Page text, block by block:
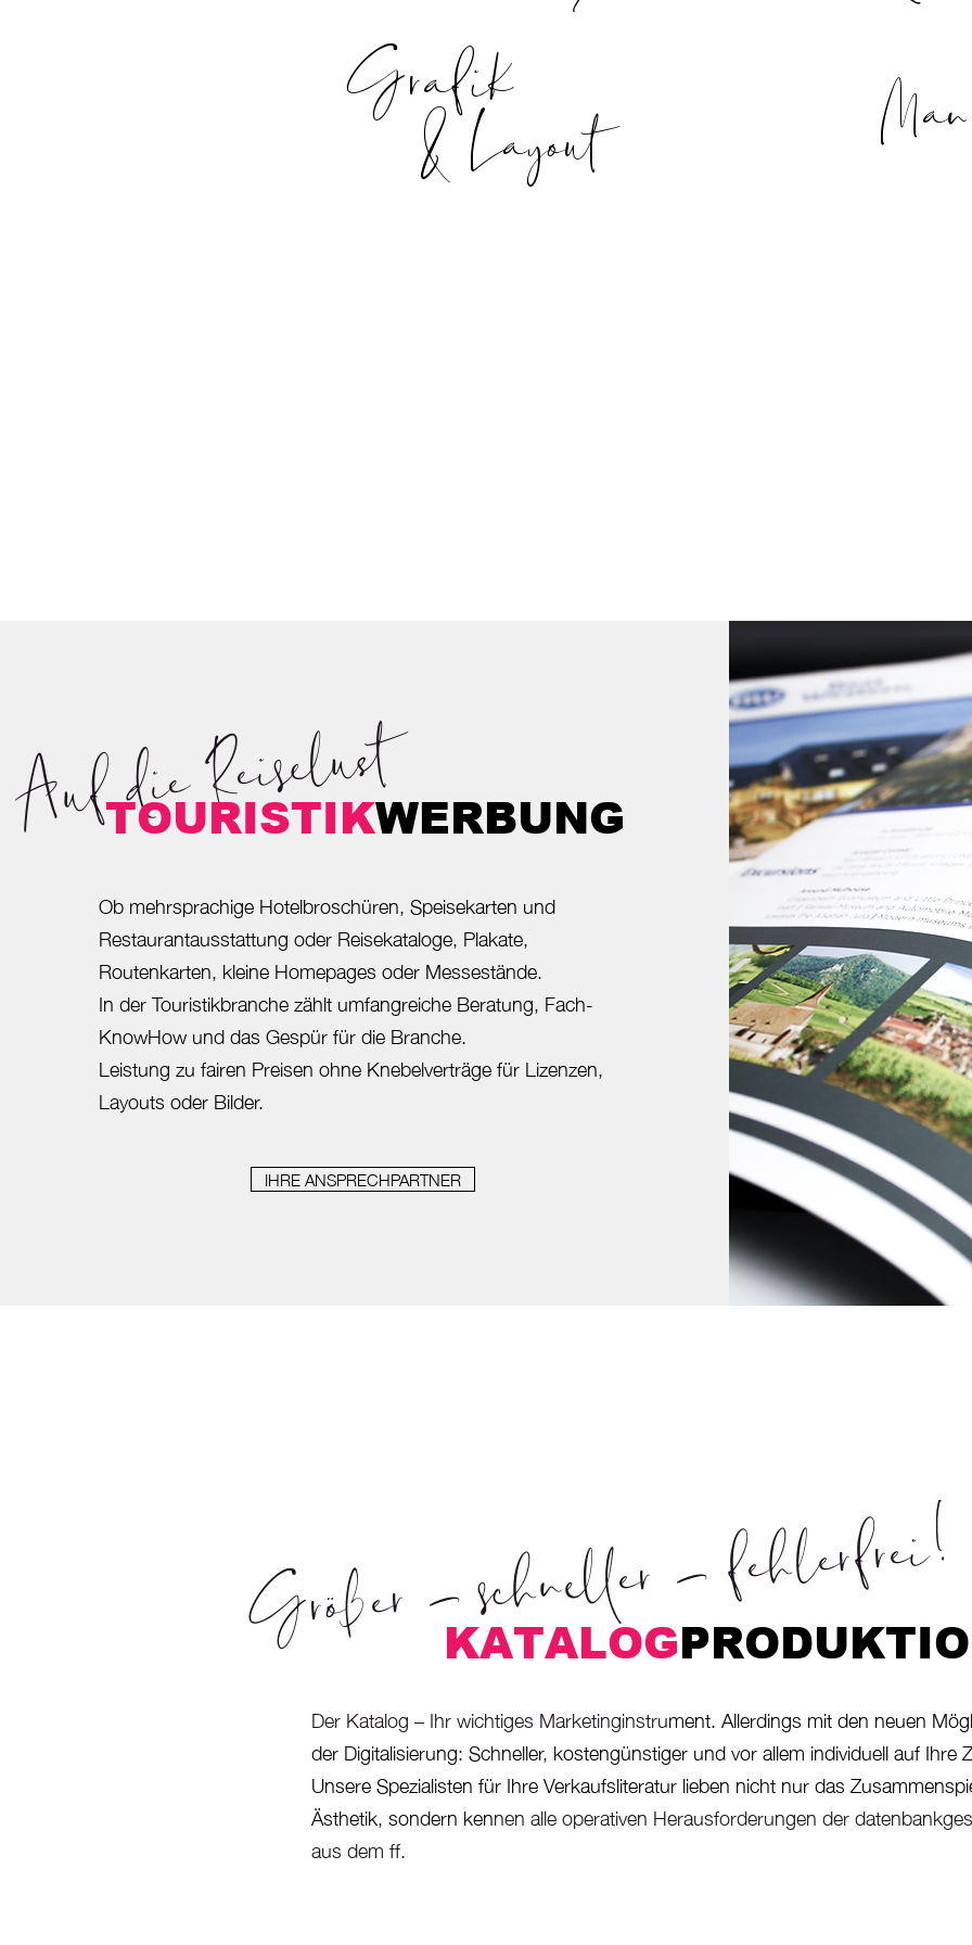
& Layout
Grafik
Auf die Reiselust
TOURISTIKWERBUNG
Ob mehrsprachige Hotelbroschüren, Speisekarten und
Restaurantausstattung oder Reisekataloge, Plakate,
Routenkarten, kleine Homepages oder Messestände.
In der Touristikbranche zählt umfangreiche Beratung, Fach-
KnowHow und das Gespür für die Branche.
Leistung zu fairen Preisen ohne Knebelverträge für Lizenzen,
Layouts oder Bilder.
IHRE ANSPRECHPARTNER
Größer - schneller - fehlerfrei!
KATALOG
KATALOG
Der Katalog – Ihr wichtiges Marketinginstrument. Allerdings mit den neuen
der Digitalisierung: Schneller, kostengünstiger und vor allem individuell auf Ihre
Unsere Spezialisten für Ihre Verkaufsliteratur lieben nicht nur das
Ästhetik, sondern kennen alle operativen Herausforderungen der
aus dem ff.